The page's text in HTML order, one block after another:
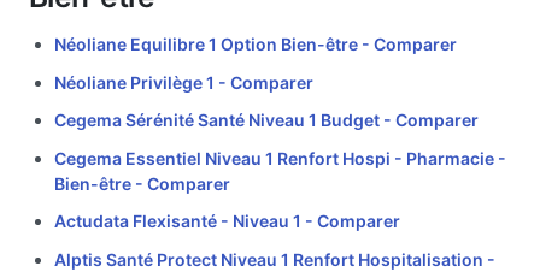
Néoliane Equilibre 1 Option Bien-être - Comparer
Néoliane Privilège 1 - Comparer
Cegema Sérénité Santé Niveau 1 Budget - Comparer
Cegema Essentiel Niveau 1 Renfort Hospi - Pharmacie -
Bien-être - Comparer
Actudata Flexisanté - Niveau 1 - Comparer
Alptis Santé Protect Niveau 1 Renfort Hospitalisation -